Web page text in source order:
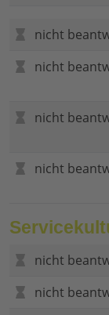
nicht
nicht
nicht
nicht
nicht
nicht